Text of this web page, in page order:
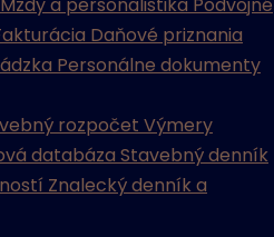
Daňové priznania
Personálne dokumenty
rozpočet Výmery
databáza Stavebný denník
Znalecký denník a